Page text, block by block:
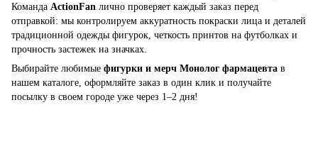
Команда ActionFan лично проверяет каждый заказ перед
отправкой: мы контролируем аккуратность покраски лица и деталей
традиционной одежды фигурок, четкость принтов на футболках и
прочность застежек на значках.
Выбирайте любимые фигурки и мерч Монолог фармацевта в
нашем каталоге, оформляйте заказ в один клик и получайте
посылку в своем городе уже через 1–2 дня!